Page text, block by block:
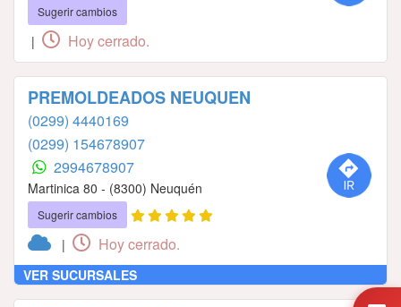
Sugerir cambios
| Hoy cerrado.
PREMOLDEADOS NEUQUEN
(0299) 4440169
(0299) 154678907
2994678907
Martinica 80 - (8300) Neuquén
Sugerir cambios
| Hoy cerrado.
VER SUCURSALES